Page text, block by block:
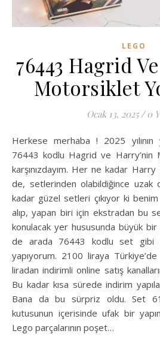
LEGO
76443 Hagrid
Motorsiklet
Ocak 13, 2025 / 0
Herkese merhaba ! 2025 yılının yeni Lego setlerinden
76443 kodlu Hagrid ve Harry’nin
karşınızdayım. Her ne kadar
de, setlerinden olabildiğince uzak
kadar güzel setleri çıkıyor ki benim
alıp, yapan biri için ekstradan bu
konulacak yer hususunda büyük bir
de arada 76443 kodlu set gibi
yapıyorum. 2100 liraya
liradan indirimli online satış
Bu kadar kısa sürede indirim
Bana da bu sürpriz oldu. Set
kutusunun içerisinde ufak bir
Lego parçalarının poşet…